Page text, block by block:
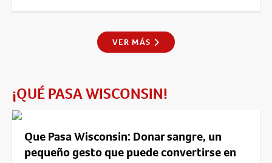
VER MÁS
¡QUÉ PASA WISCONSIN!
Que Pasa Wisconsin: Donar sangre, un
pequeño gesto que puede convertirse en